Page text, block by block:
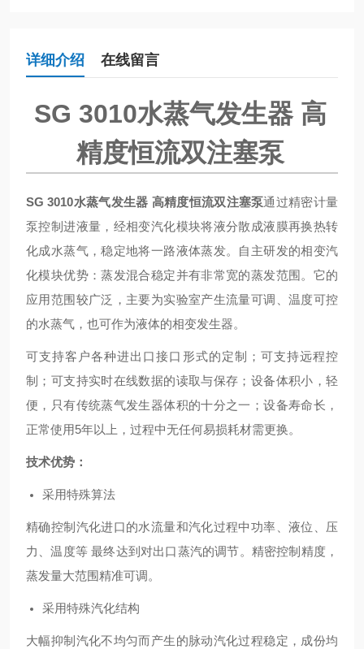
详细介绍 在线留言
SG 3010水蒸气发生器 高
精度恒流双注塞泵
SG 3010水蒸气发生器 高精度恒流双注塞泵通过精密计量
泵控制进液量，经相变汽化模块将液分散成液膜再换热转
化成水蒸气，稳定地将一路液体蒸发。自主研发的相变汽
化模块优势：蒸发混合稳定并有非常宽的蒸发范围。它的
应用范围较广泛，主要为实验室产生流量可调、温度可控
的水蒸气，也可作为液体的相变发生器。
可支持客户各种进出口接口形式的定制；可支持远程控
制；可支持实时在线数据的读取与保存；设备体积小，轻
便，只有传统蒸气发生器体积的十分之一；设备寿命长，
正常使用5年以上，过程中无任何易损耗材需更换。
技术优势：
采用特殊算法
精确控制汽化进口的水流量和汽化过程中功率、液位、压
力、温度等 最终达到对出口蒸汽的调节。精密控制精度，
蒸发量大范围精准可调。
采用特殊汽化结构
大幅抑制汽化不均匀而产生的脉动汽化过程稳定，成份均